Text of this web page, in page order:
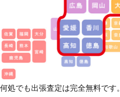
何処でも出張査定は完全無料です。